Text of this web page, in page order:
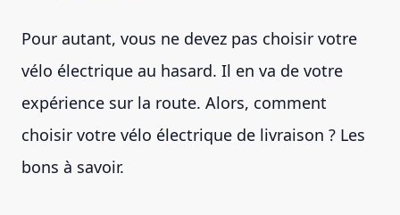
Pour autant, vous ne devez pas choisir votre
vélo électrique au hasard. Il en va de votre
expérience sur la route. Alors, comment
choisir votre vélo électrique de livraison ? Les
bons à savoir.